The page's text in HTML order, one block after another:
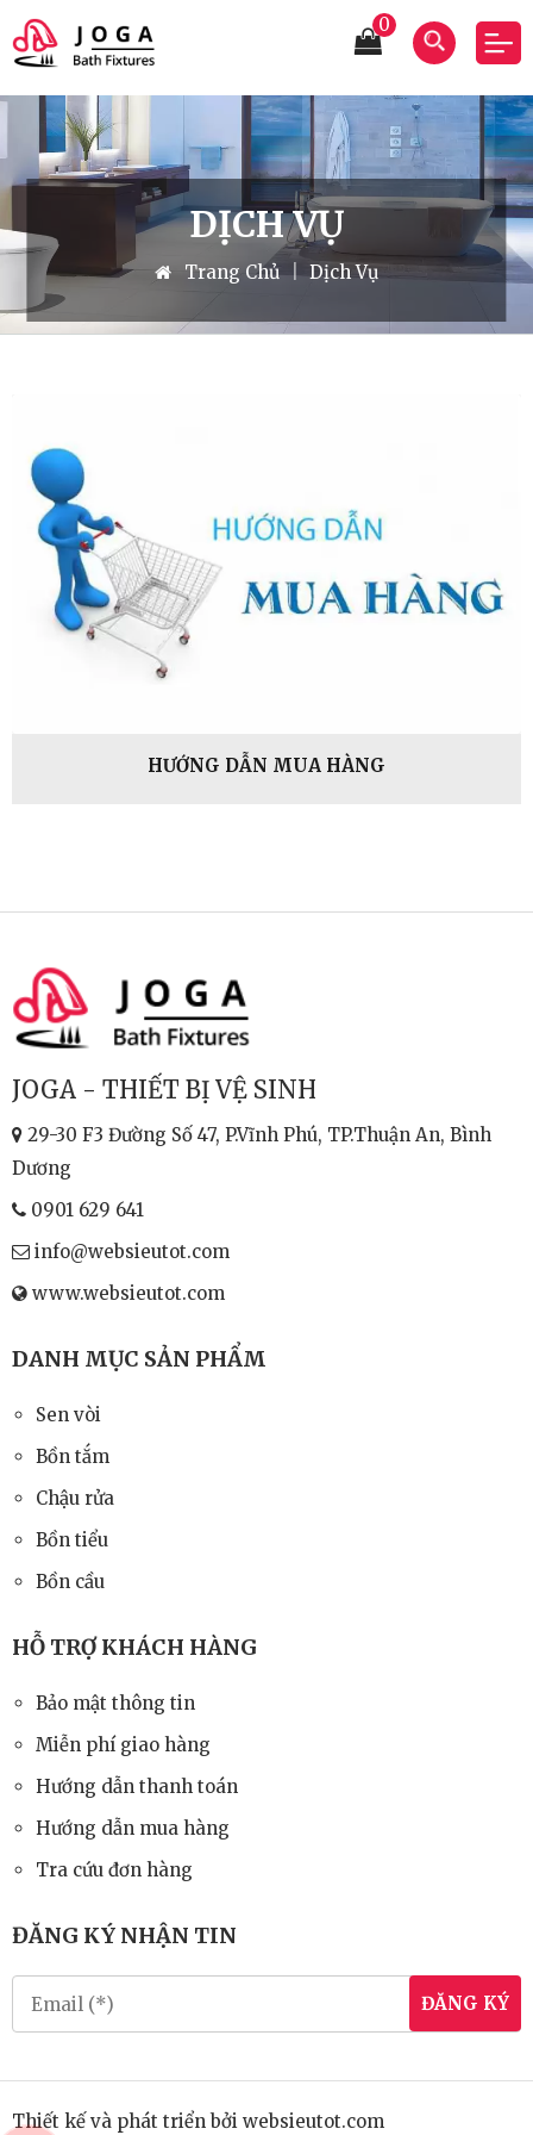
0
DỊCH VỤ
Trang Chủ | Dịch Vụ
HƯỚNG DẪN MUA HÀNG
JOGA - THIẾT BỊ VỆ SINH
29-30 F3 Đường Số 47, P.Vĩnh Phú, TP.Thuận An, Bình
Dương
0901 629 641
info@websieutot.com
www.websieutot.com
DANH MỤC SẢN PHẨM
Sen vòi
Bồn tắm
Chậu rửa
Bồn tiểu
Bồn cầu
HỖ TRỢ KHÁCH HÀNG
Bảo mật thông tin
Miễn phí giao hàng
Hướng dẫn thanh toán
Hướng dẫn mua hàng
Tra cứu đơn hàng
ĐĂNG KÝ NHẬN TIN
ĐĂNG KÝ
Thiết kế và phát triển bởi websieutot.com